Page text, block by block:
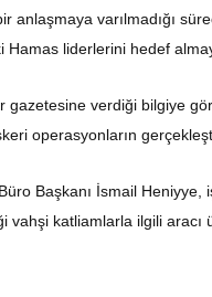
anlaşmaya varılmadığı
Hamas liderlerini hedef
gazetesine verdiği bilgiye
operasyonların
Başkanı İsmail Heniyye,
vahşi katliamlarla ilgili aracı